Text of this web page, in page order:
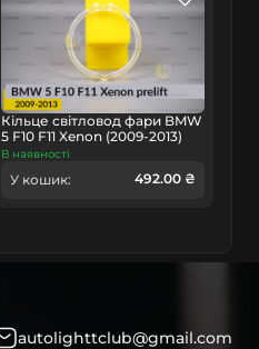
Кільце світловод фари BMW
5 F10 F11 Xenon (2009-2013)
дорест мале внутрішнє
В наявності
У кошик: 492.00 ₴
autolighttclub@gmail.com